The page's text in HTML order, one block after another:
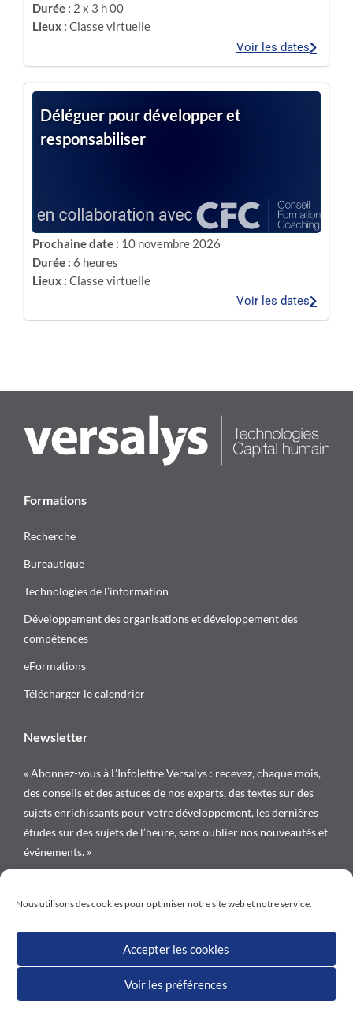
Nous utilisons des cookies pour optimiser notre site web et notre service.
Accepter les cookies
Voir les préférences
Durée : 2 x 3 h 00
Lieux : Classe virtuelle
Voir les dates
Déléguer pour développer et
responsabiliser
Prochaine date : 10 novembre 2026
Durée : 6 heures
Lieux : Classe virtuelle
Voir les dates
Formations
Recherche
Bureautique
Technologies de l’information
Développement des organisations et développement des
compétences
eFormations
Télécharger le calendrier
Newsletter
« Abonnez-vous à L’Infolettre Versalys : recevez, chaque mois,
des conseils et des astuces de nos experts, des textes sur des
sujets enrichissants pour votre développement, les dernières
études sur des sujets de l’heure, sans oublier nos nouveautés et
événements. »